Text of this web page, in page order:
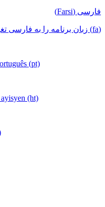
فارسی (Farsi)
(fa) زبان برنامه را به فارسی تغییر دهید
(pt)
(ht)